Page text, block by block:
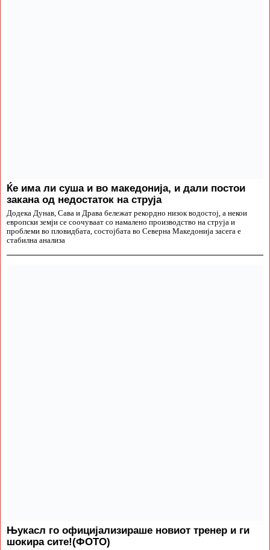
Ќе има ли суша и во македонија, и дали постои
закана од недостаток на струја
Додека Дунав, Сава и Драва бележат рекордно низок водостој, а некои
европски земји се соочуваат со намалено производство на струја и
проблеми во пловидбата, состојбата во Северна Македонија засега е
стабилна анализа
Њукасл го официјализираше новиот тренер и ги
шокира сите!(ФОТО)